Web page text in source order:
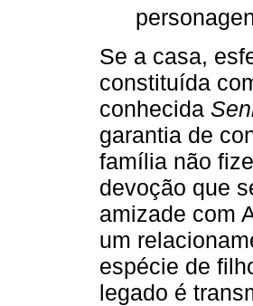
Se a casa,
constituída
conhecida
garantia de
família não
devoção que
amizade com
um
espécie de
legado é